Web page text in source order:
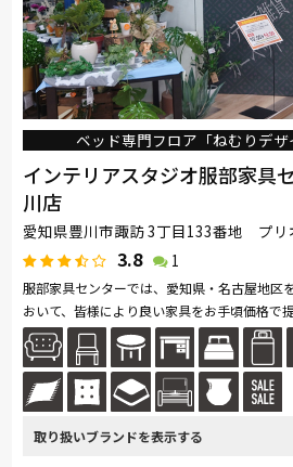
ベッド専門フロア「ねむりデザ
インテリアスタジオ服部家
川店
愛知県豊川市諏訪 3丁目133番地 プリ
3.8 1
服部家具センターでは、愛知県・名古屋地区
おいて、皆様により良い家具をお手頃価格で
の一括仕入れや、海外直仕入れなど、お値打
け...続きを読む